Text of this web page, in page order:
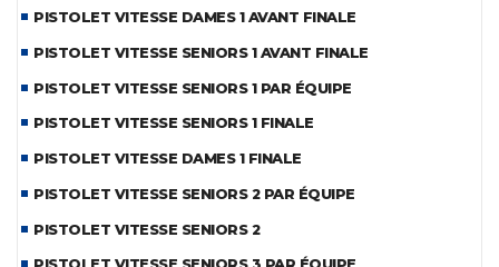
PISTOLET VITESSE DAMES 1 AVANT FINALE
PISTOLET VITESSE SENIORS 1 AVANT FINALE
PISTOLET VITESSE SENIORS 1 PAR ÉQUIPE
PISTOLET VITESSE SENIORS 1 FINALE
PISTOLET VITESSE DAMES 1 FINALE
PISTOLET VITESSE SENIORS 2 PAR ÉQUIPE
PISTOLET VITESSE SENIORS 2